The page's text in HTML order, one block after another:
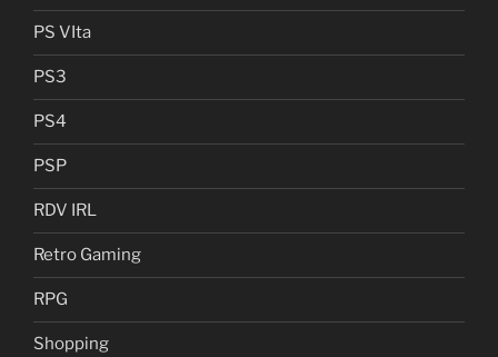
PS VIta
PS3
PS4
PSP
RDV IRL
Retro Gaming
RPG
Shopping